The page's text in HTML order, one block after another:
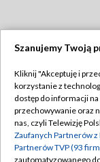
Abonament
Emisja w TVP
Centrum
Szanujemy Twoją
Kliknij "Akceptuję i
korzystanie z
dostęp do informacji
przechowywanie oraz
nas, czyli Telewizję
Zaufanych Partnerów
Partnerów TVP (93
zautomatyzowanego